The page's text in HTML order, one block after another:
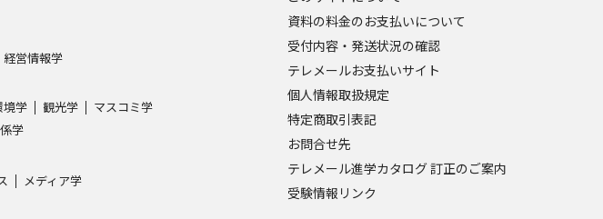
経営情報学
境学 観光学 マスコミ学
学
メディア学
資料の料金のお支払いについて
受付内容・発送状況の確認
テレメールお支払いサイト
個人情報取扱規定
特定商取引表記
お問合せ先
テレメール進学カタログ 訂正のご案内
受験情報リンク